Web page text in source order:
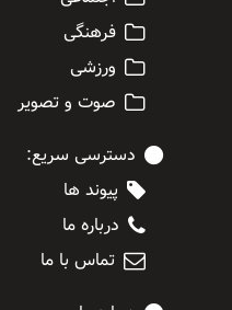
فرهنگی
ورزشی
صوت و تصویر
دسترسی سریع:
پیوند ها
درباره ما
تماس با ما